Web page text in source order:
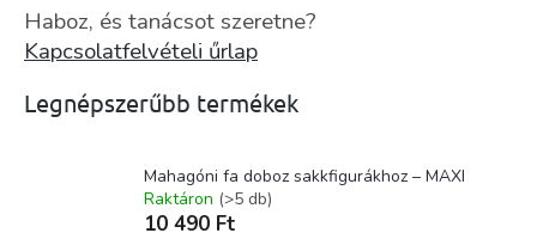
Haboz, és tanácsot szeretne?
Kapcsolatfelvételi űrlap
Legnépszerűbb termékek
Mahagóni fa doboz sakkfigurákhoz – MAXI
Raktáron (>5 db)
10 490 Ft